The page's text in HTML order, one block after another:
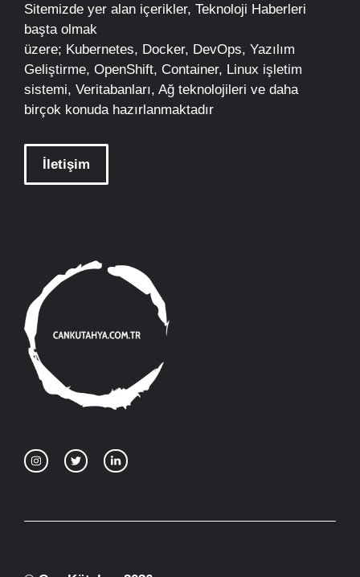
Sitemizde yer alan içerikler, Teknoloji Haberleri
başta olmak
üzere; Kubernetes, Docker, DevOps, Yazılım
Geliştirme, OpenShift, Container, Linux işletim
sistemi, Veritabanları, Ağ teknolojileri ve daha
birçok konuda hazırlanmaktadır
İletişim